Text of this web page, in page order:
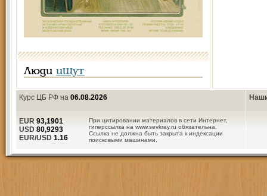
Люди ищут
Курс ЦБ РФ на 06.08.2026
При цитировании материалов в сети Интернет,
гиперссылка на www.sevkray.ru обязательна.
Ссылка не должна быть закрыта к индексации
поисковыми машинами.
EUR 93,1901
USD 80,9293
EUR/USD 1.16